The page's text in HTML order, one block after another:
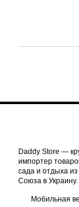
Daddy Store —
импортер
сада и отдыха
Союза в Украину.
Мобильная